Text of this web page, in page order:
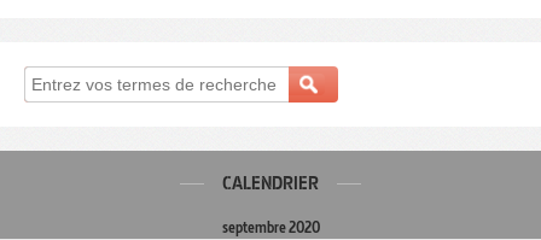
CALENDRIER
septembre 2020